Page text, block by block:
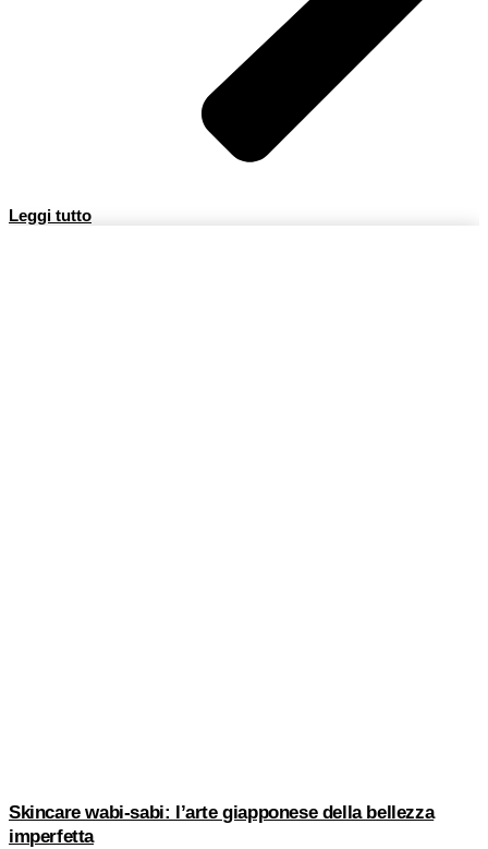
Leggi tutto
Skincare wabi-sabi: l’arte giapponese della bellezza
imperfetta